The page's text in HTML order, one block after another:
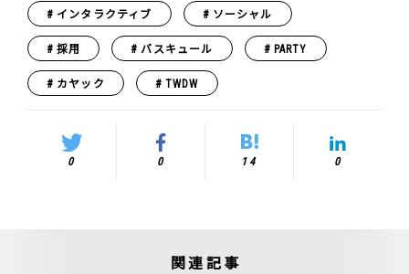
インタラクティブ ソーシャル
採用 バスキュール PARTY
カヤック TWDW
0 0 14 0
関連記事